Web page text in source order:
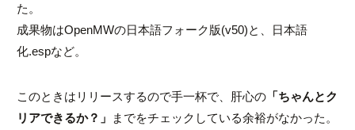
た。
成果物はOpenMWの日本語フォーク版(v50)と、日本語
化.espなど。
このときはリリースするので手一杯で、肝心の「ちゃんとク
リアできるか？」
までをチェックしている余裕がなかった。